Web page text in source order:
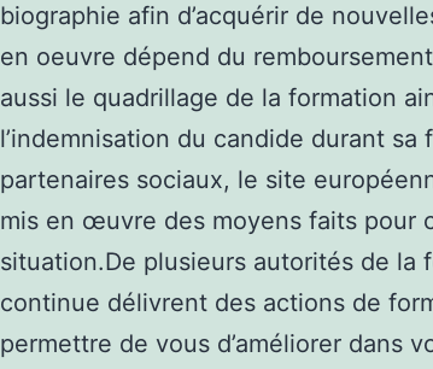
biographie afin d’acquérir de
en oeuvre dépend du
aussi le quadrillage de la formation
l’indemnisation du candide durant sa
partenaires sociaux, le site
mis en œuvre des moyens faits pour
situation.De plusieurs autorités de la
continue délivrent des actions de
permettre de vous d’améliorer dans